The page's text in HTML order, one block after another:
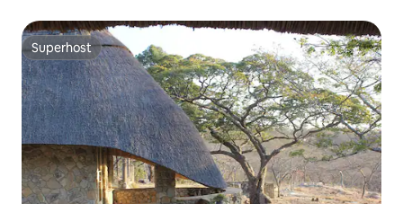
Superhost
Superhost